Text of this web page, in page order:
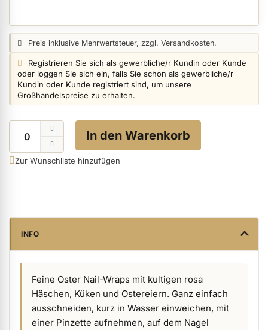
Nagelfeilen, Werkzeuge, Tips & Zubehör anzeigen
Hygiene anzeigen
Skintrix anzeigen
Beauty Accessoires anzeigen
Verpackungen & Verkaufshilfen anzeigen
Preisangabe:
Preis inklusive Mehrwertsteuer, zzgl. Versandkosten.
Login info:
Registrieren Sie sich als gewerbliche/r Kundin oder Kunde
oder loggen Sie sich ein, falls Sie schon als gewerbliche/r
Kundin oder Kunde registriert sind, um unsere
Großhandelspreise zu erhalten.
In den Warenkorb
Zur Wunschliste hinzufügen
INFO
Feine Oster Nail-Wraps mit kultigen rosa
Häschen, Küken und Ostereiern. Ganz einfach
ausschneiden, kurz in Wasser einweichen, mit
einer Pinzette aufnehmen, auf dem Nagel